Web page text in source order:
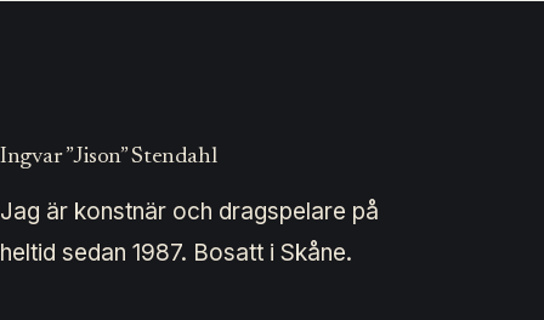
Ingvar ”Jison” Stendahl
Jag är konstnär och dragspelare på
heltid sedan 1987. Bosatt i Skåne.